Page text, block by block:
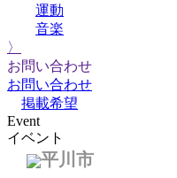
運動
音楽
〉
お問い合わせ
お問い合わせ
掲載希望
Event
イベント
平川市